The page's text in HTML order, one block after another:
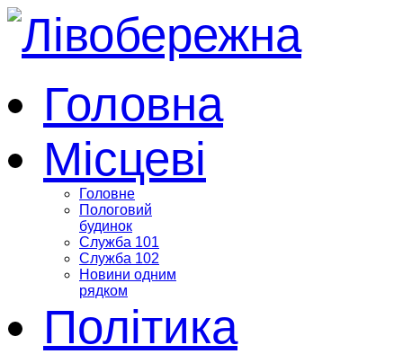
Головна
Місцеві
Головне
Пологовий
будинок
Служба 101
Служба 102
Новини одним
рядком
Політика